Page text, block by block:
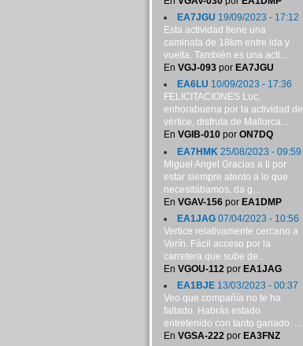
EA7JGU 19/09/2023 - 17:12
Esta actividad tiene una
caminata de 18km entre ida y
vuelta. También es una acti...
En VGJ-093por EA7JGU
EA6LU 10/09/2023 - 17:36
FELICITACIONES Luc,
enhorabuena por la actividad de
vértice, disfruta de Mallorca...
En VGIB-010por ON7DQ
EA7HMK 25/08/2023 - 09:59
Miguel Angel Gracias a ti por
estar siempre atento a lo que
necesitábamos, da g...
En VGAV-156por EA1DMP
EA1JAG07/04/2023 - 10:56
Vertice relativamente cercano a
Verín. Fácil acceso por la
carretera que sube de...
En VGOU-112por EA1JAG
EA1BJE13/03/2023 - 00:37
Veo que compañía no te ha
faltado. Habrás estado
entretenido con tanto ganado. ...
En VGSA-222por EA3FNZ